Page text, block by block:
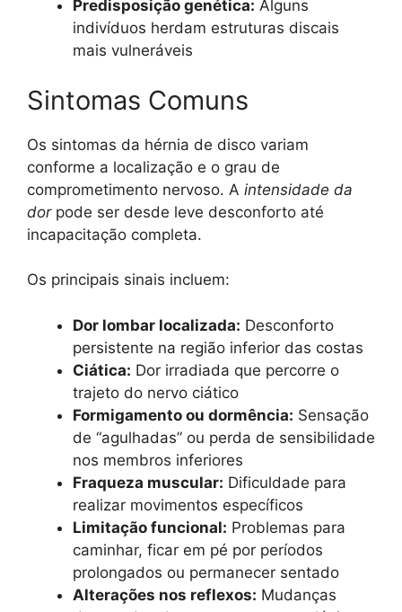
Predisposição genética: Alguns
indivíduos herdam estruturas discais
mais vulneráveis
Sintomas Comuns
Os sintomas da hérnia de disco variam
conforme a localização e o grau de
comprometimento nervoso. A intensidade da
dorpode ser desde leve desconforto até
incapacitação completa.
Os principais sinais incluem:
Dor lombar localizada: Desconforto
persistente na região inferior das costas
Ciática: Dor irradiada que percorre o
trajeto do nervo ciático
Formigamento ou dormência: Sensação
de “agulhadas” ou perda de sensibilidade
nos membros inferiores
Fraqueza muscular: Dificuldade para
realizar movimentos específicos
Limitação funcional: Problemas para
caminhar, ficar em pé por períodos
prolongados ou permanecer sentado
Alterações nos reflexos: Mudanças